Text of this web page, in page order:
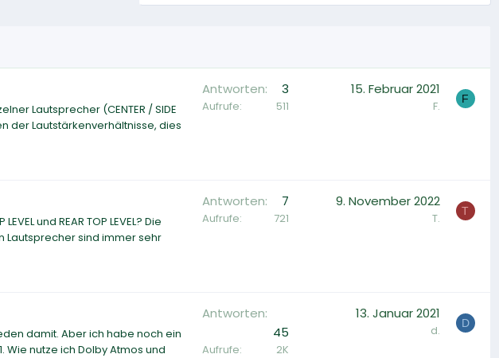
Lautsprecher (CENTER / SIDE
der Lautstärkenverhältnisse, dies
Antworten 3
Aufrufe 511
15. Februar 2021
F. F
und REAR TOP LEVEL? Die
Lautsprecher sind immer sehr
Antworten 7
Aufrufe 721
9. November 2022
T. T
damit. Aber ich habe noch ein
nutze ich Dolby Atmos und
Antworten
45
Aufrufe 2K
13. Januar 2021
d. D